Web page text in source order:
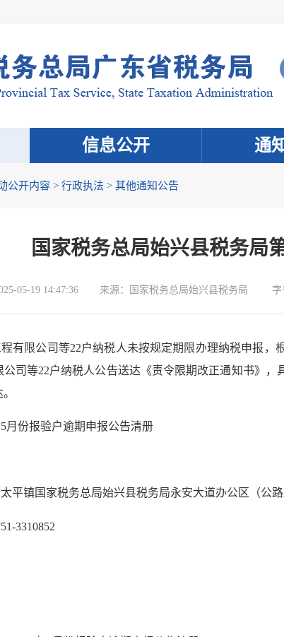
信息公开 通
公开内容 > 行政执法 > 其他通知公告
国家税务总局始兴县税务局
05-19 14:47:36 来源： 国家税务总局始兴县税务局 字
有限公司等22户纳税人未按规定期限办理纳税申报，
公司等22户纳税人公告送达《责令限期改正通知书》 ，
5月份报验户逾期申报公告清册
平镇国家税务总局始兴县税务局永安大道办公区（公路
3310852